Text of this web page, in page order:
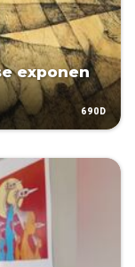
exponen
690D